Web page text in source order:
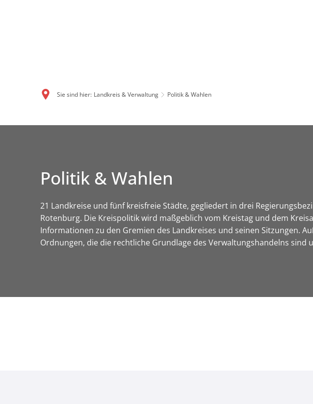
Sie sind hier: Landkreis & Verwaltung Politik & Wahlen
Politik & Wahlen
21 Landkreise und fünf kreisfreie Städte, gegliedert in drei
Rotenburg. Die Kreispolitik wird maßgeblich vom Kreistag und dem
Informationen zu den Gremien des Landkreises und seinen Sitzungen.
Ordnungen, die die rechtliche Grundlage des Verwaltungshandelns sind